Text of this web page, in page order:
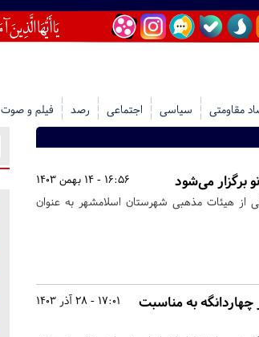
مقاومتی سیاسی اجتماعی رصد فیلم و صوت
16:56 - 14 بهمن 1403 برگزار می‌شود
از هیئات مذهبی شهرستان اسلامشهر به عنوان
17:01 - 28 آذر 1403
به مناسبت